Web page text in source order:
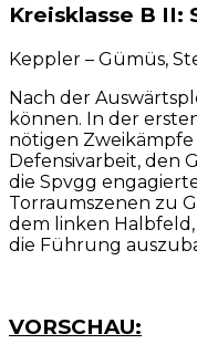
Kreisklasse B II:
Keppler – Gümüs,
Nach der
können. In der
nötigen
Defensivarbeit, den
die Spvgg
Torraumszenen zu
dem linken
die Führung
VORSCHAU: